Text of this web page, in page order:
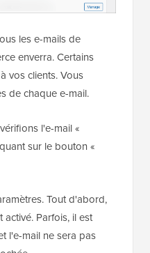
les e-mails de
enverra. Certains
vos clients. Vous
de chaque e-mail.
l'e-mail «
sur le bouton «
Tout d'abord,
Parfois, il est
l'e-mail ne sera pas